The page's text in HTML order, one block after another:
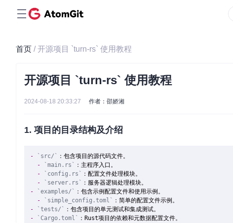
首页 / 开源项目 `turn-rs` 使用教程
开源项目 `turn-rs` 使用教程
2024-08-18 20:33:27 作者：邵娇湘
1. 项目的目录结构及介绍
- `src/`
  -
`main.rs`
  -
`config.rs`
  -
`server.rs`
-
`examples/`
  -
`simple_config.toml`
-
`tests/`
-
`Cargo.toml`